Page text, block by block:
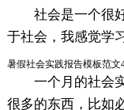
社会是一个很
于社会，我感觉学
暑假社会实践报告模板范文
一个月的社会
很多的东西，比如